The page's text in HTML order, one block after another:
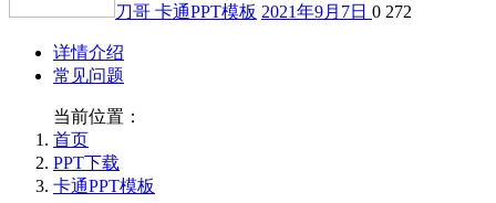
刀哥 卡通PPT模板 2021年9月7日 0 272
详情介绍
常见问题
当前位置：
首页
PPT下载
卡通PPT模板